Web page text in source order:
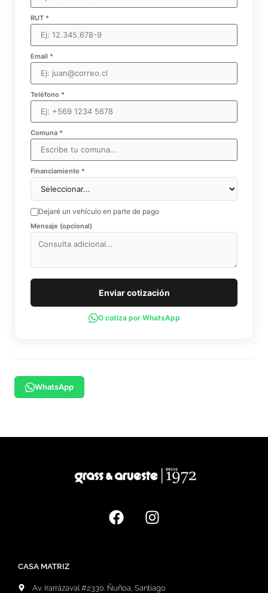
RUT *
Email *
Teléfono *
Comuna *
Financiamiento *
Dejaré un vehículo en parte de pago
Mensaje (opcional)
Enviar cotización
O cotiza por WhatsApp
WhatsApp
CASA MATRIZ
Av. Irarrázaval #2330. Ñuñoa, Santiago